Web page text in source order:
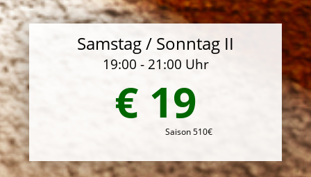
Samstag / Sonntag II
19:00 - 21:00 Uhr
€ 19
Saison 510€